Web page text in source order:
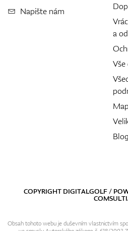
Napište nám
a
Blog
COPYRIGHT DIGITALGOLF /
Obsah tohoto webu je duševním vlastnictvím